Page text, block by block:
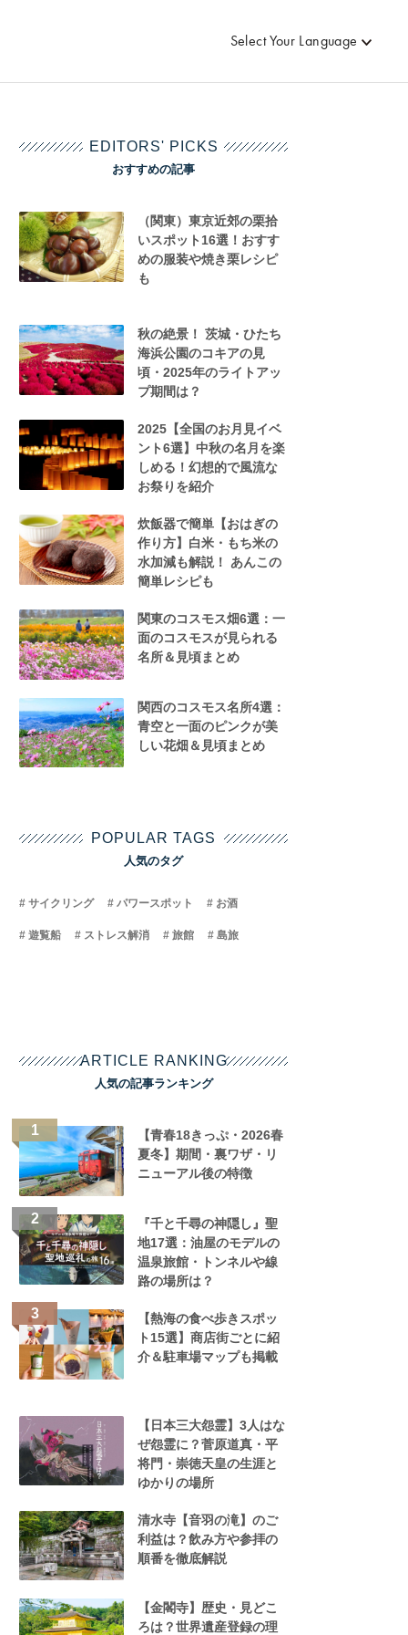
Select Your Language
EDITORS' PICKS
おすすめの記事
（関東）東京近郊の栗拾
いスポット16選！おすす
めの服装や焼き栗レシピ
も
秋の絶景！ 茨城・ひたち
海浜公園のコキアの見
頃・2025年のライトアッ
プ期間は？
2025【全国のお月見イベ
ント6選】中秋の名月を楽
しめる！幻想的で風流な
お祭りを紹介
炊飯器で簡単【おはぎの
作り方】白米・もち米の
水加減も解説！ あんこの
簡単レシピも
関東のコスモス畑6選：一
面のコスモスが見られる
名所＆見頃まとめ
関西のコスモス名所4選：
青空と一面のピンクが美
しい花畑＆見頃まとめ
POPULAR TAGS
人気のタグ
サイクリング パワースポット お酒
遊覧船 ストレス解消 旅館 島旅
ARTICLE RANKING
人気の記事ランキング
【青春18きっぷ・2026春
夏冬】期間・裏ワザ・リ
ニューアル後の特徴
『千と千尋の神隠し』聖
地17選：油屋のモデルの
温泉旅館・トンネルや線
路の場所は？
【熱海の食べ歩きスポッ
ト15選】商店街ごとに紹
介＆駐車場マップも掲載
【日本三大怨霊】3人はな
ぜ怨霊に？菅原道真・平
将門・崇徳天皇の生涯と
ゆかりの場所
清水寺【音羽の滝】のご
利益は？飲み方や参拝の
順番を徹底解説
【金閣寺】歴史・見どこ
ろは？世界遺産登録の理